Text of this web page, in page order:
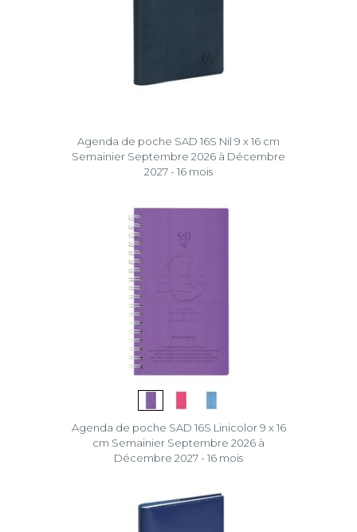
Agenda de poche SAD 16S Nil 9 x 16 cm
Semainier Septembre 2026 à Décembre
2027 - 16 mois
Agenda de poche SAD 16S Linicolor 9 x 16
cm Semainier Septembre 2026 à
Décembre 2027 - 16 mois